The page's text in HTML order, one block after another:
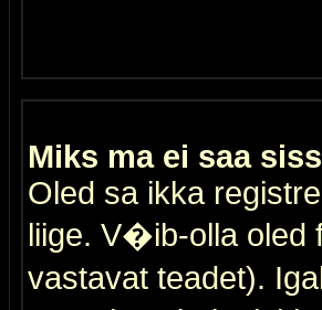
Miks ma ei saa
Oled sa ikka
liige. V�ib-olla oled
vastavat teadet).